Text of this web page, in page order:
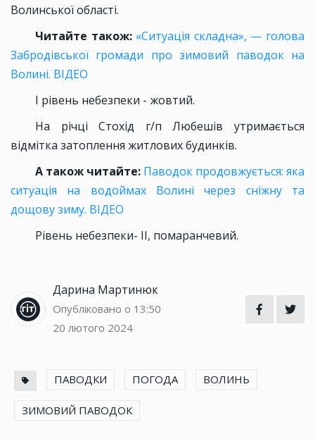
Волинської області.
Читайте також: «Ситуація складна», — голова
Забродівської громади про зимовий паводок на
Волині. ВІДЕО
I рiвень небезпеки - жовтий.
На річці Стохід г/п Любешів утримається
відмітка затоплення житлових будинків.
А також читайте: Паводок продовжується: яка
ситуація на водоймах Волині через сніжну та
дощову зиму. ВІДЕО
Рівень небезпеки- ІІ, помаранчевий.
Дарина Мартинюк
Опубліковано о 13:50
20 лютого 2024
ПАВОДКИ ПОГОДА ВОЛИНЬ
ЗИМОВИЙ ПАВОДОК